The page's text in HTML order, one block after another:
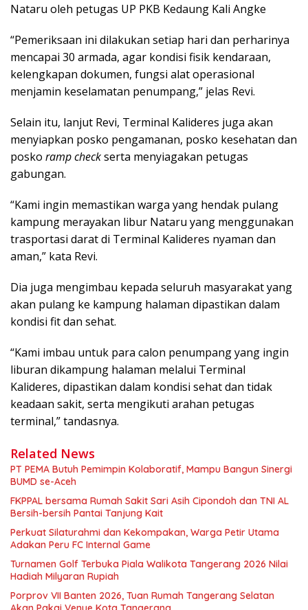
Nataru oleh petugas UP PKB Kedaung Kali Angke
“Pemeriksaan ini dilakukan setiap hari dan perharinya
mencapai 30 armada, agar kondisi fisik kendaraan,
kelengkapan dokumen, fungsi alat operasional
menjamin keselamatan penumpang,” jelas Revi.
Selain itu, lanjut Revi, Terminal Kalideres juga akan
menyiapkan posko pengamanan, posko kesehatan dan
posko ramp checkserta menyiagakan petugas
gabungan.
“Kami ingin memastikan warga yang hendak pulang
kampung merayakan libur Nataru yang menggunakan
trasportasi darat di Terminal Kalideres nyaman dan
aman,” kata Revi.
Dia juga mengimbau kepada seluruh masyarakat yang
akan pulang ke kampung halaman dipastikan dalam
kondisi fit dan sehat.
“Kami imbau untuk para calon penumpang yang ingin
liburan dikampung halaman melalui Terminal
Kalideres, dipastikan dalam kondisi sehat dan tidak
keadaan sakit, serta mengikuti arahan petugas
terminal,” tandasnya.
Related News
PT PEMA Butuh Pemimpin Kolaboratif, Mampu Bangun Sinergi
BUMD se-Aceh
FKPPAL bersama Rumah Sakit Sari Asih Cipondoh dan TNI AL
Bersih-bersih Pantai Tanjung Kait
Perkuat Silaturahmi dan Kekompakan, Warga Petir Utama
Adakan Peru FC Internal Game
Turnamen Golf Terbuka Piala Walikota Tangerang 2026 Nilai
Hadiah Milyaran Rupiah
Porprov VII Banten 2026, Tuan Rumah Tangerang Selatan